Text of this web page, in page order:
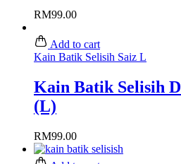
RM99.00
Add to cart
Kain Batik Selisih Saiz L
Kain Batik Selisih
(L)
RM99.00